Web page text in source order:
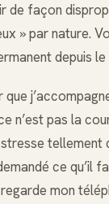
de façon
» par nature.
depuis le
que
n’est pas la
tellement
ce qu’il
mon